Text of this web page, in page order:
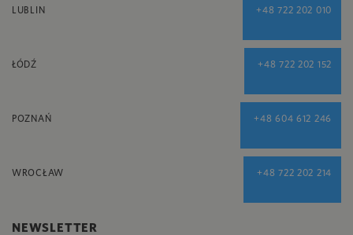
LUBLIN +48 722 202 010
ŁÓDŹ +48 722 202 152
POZNAŃ +48 604 612 246
WROCŁAW +48 722 202 214
NEWSLETTER